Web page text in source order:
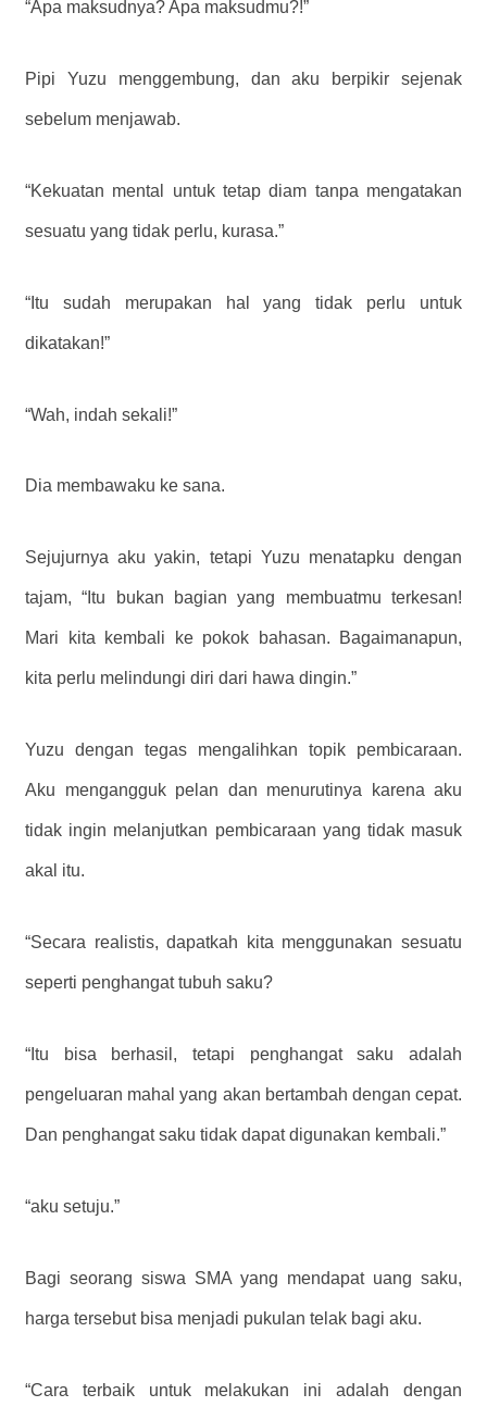
“Apa maksudnya? Apa maksudmu?!”
Pipi Yuzu menggembung, dan aku berpikir sejenak
sebelum menjawab.
“Kekuatan mental untuk tetap diam tanpa mengatakan
sesuatu yang tidak perlu, kurasa.”
“Itu sudah merupakan hal yang tidak perlu untuk
dikatakan!”
“Wah, indah sekali!”
Dia membawaku ke sana.
Sejujurnya aku yakin, tetapi Yuzu menatapku dengan
tajam, “Itu bukan bagian yang membuatmu terkesan!
Mari kita kembali ke pokok bahasan. Bagaimanapun,
kita perlu melindungi diri dari hawa dingin.”
Yuzu dengan tegas mengalihkan topik pembicaraan.
Aku mengangguk pelan dan menurutinya karena aku
tidak ingin melanjutkan pembicaraan yang tidak masuk
akal itu.
“Secara realistis, dapatkah kita menggunakan sesuatu
seperti penghangat tubuh saku?
“Itu bisa berhasil, tetapi penghangat saku adalah
pengeluaran mahal yang akan bertambah dengan cepat.
Dan penghangat saku tidak dapat digunakan kembali.”
“aku setuju.”
Bagi seorang siswa SMA yang mendapat uang saku,
harga tersebut bisa menjadi pukulan telak bagi aku.
“Cara terbaik untuk melakukan ini adalah dengan